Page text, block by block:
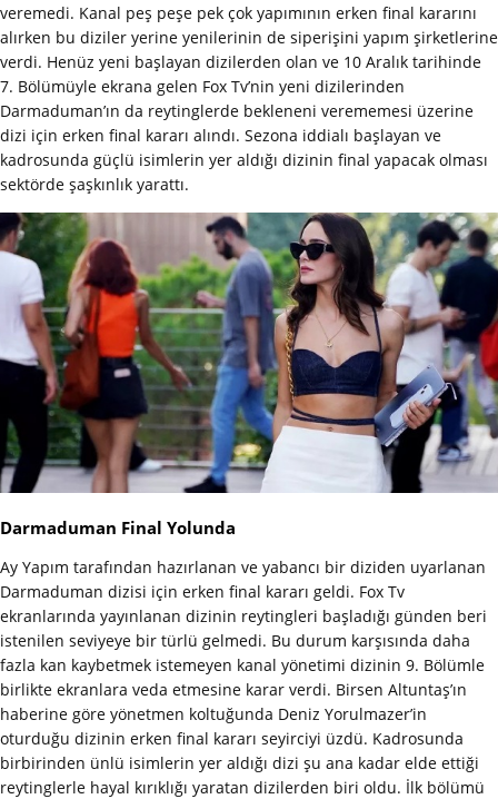
veremedi. Kanal peş peşe pek çok yapımının erken final kararını
alırken bu diziler yerine yenilerinin de siperişini yapım şirketlerine
verdi. Henüz yeni başlayan dizilerden olan ve 10 Aralık tarihinde
7. Bölümüyle ekrana gelen Fox Tv’nin yeni dizilerinden
Darmaduman’ın da reytinglerde bekleneni verememesi üzerine
dizi için erken final kararı alındı. Sezona iddialı başlayan ve
kadrosunda güçlü isimlerin yer aldığı dizinin final yapacak olması
sektörde şaşkınlık yarattı.
Darmaduman Final Yolunda
Ay Yapım tarafından hazırlanan ve yabancı bir diziden uyarlanan
Darmaduman dizisi için erken final kararı geldi. Fox Tv
ekranlarında yayınlanan dizinin reytingleri başladığı günden beri
istenilen seviyeye bir türlü gelmedi. Bu durum karşısında daha
fazla kan kaybetmek istemeyen kanal yönetimi dizinin 9. Bölümle
birlikte ekranlara veda etmesine karar verdi. Birsen Altuntaş’ın
haberine göre yönetmen koltuğunda Deniz Yorulmazer’in
oturduğu dizinin erken final kararı seyirciyi üzdü. Kadrosunda
birbirinden ünlü isimlerin yer aldığı dizi şu ana kadar elde ettiği
reytinglerle hayal kırıklığı yaratan dizilerden biri oldu. İlk bölümü